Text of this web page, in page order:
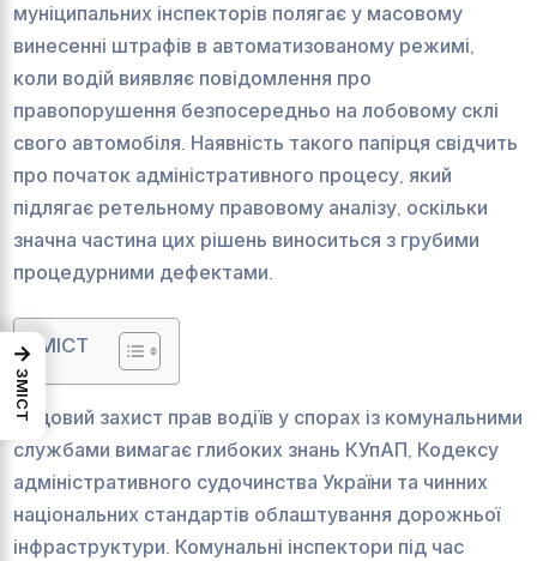
муніципальних інспекторів полягає у масовому
винесенні штрафів в автоматизованому режимі,
коли водій виявляє повідомлення про
правопорушення безпосередньо на лобовому склі
свого автомобіля. Наявність такого папірця свідчить
про початок адміністративного процесу, який
підлягає ретельному правовому аналізу, оскільки
значна частина цих рішень виноситься з грубими
процедурними дефектами.
ЗМІСТ
Судовий захист прав водіїв у спорах із комунальними
службами вимагає глибоких знань КУпАП, Кодексу
адміністративного судочинства України та чинних
національних стандартів облаштування дорожньої
інфраструктури. Комунальні інспектори під час
→
ЗМІСТ